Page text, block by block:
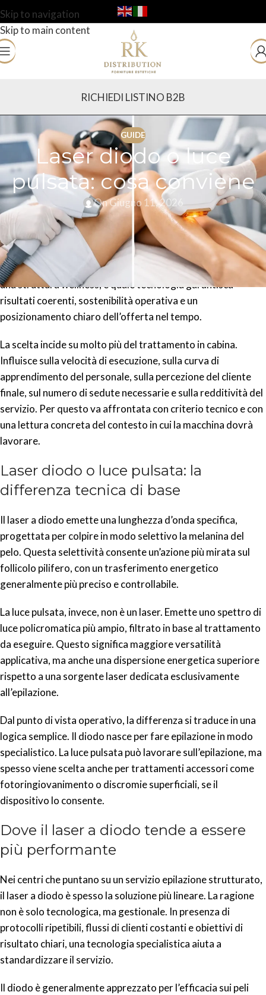
Skip to navigation
Skip to main content
RICHIEDI LISTINO B2B
GUIDE
Laser diodo o luce
pulsata: cosa conviene
On Giugno 11, 2026
Quando si valuta un investimento per l’epilazione
professionale, la domanda reale non è solo laser diodo o
luce pulsata. La domanda corretta, per un centro estetico o
una struttura wellness, è quale tecnologia garantisca
risultati coerenti, sostenibilità operativa e un
posizionamento chiaro dell’offerta nel tempo.
La scelta incide su molto più del trattamento in cabina.
Influisce sulla velocità di esecuzione, sulla curva di
apprendimento del personale, sulla percezione del cliente
finale, sul numero di sedute necessarie e sulla redditività del
servizio. Per questo va affrontata con criterio tecnico e con
una lettura concreta del contesto in cui la macchina dovrà
lavorare.
Laser diodo o luce pulsata: la
differenza tecnica di base
Il laser a diodo emette una lunghezza d’onda specifica,
progettata per colpire in modo selettivo la melanina del
pelo. Questa selettività consente un’azione più mirata sul
follicolo pilifero, con un trasferimento energetico
generalmente più preciso e controllabile.
La luce pulsata, invece, non è un laser. Emette uno spettro di
luce policromatica più ampio, filtrato in base al trattamento
da eseguire. Questo significa maggiore versatilità
applicativa, ma anche una dispersione energetica superiore
rispetto a una sorgente laser dedicata esclusivamente
all’epilazione.
Dal punto di vista operativo, la differenza si traduce in una
logica semplice. Il diodo nasce per fare epilazione in modo
specialistico. La luce pulsata può lavorare sull’epilazione, ma
spesso viene scelta anche per trattamenti accessori come
fotoringiovanimento o discromie superficiali, se il
dispositivo lo consente.
Dove il laser a diodo tende a essere
più performante
Nei centri che puntano su un servizio epilazione strutturato,
il laser a diodo è spesso la soluzione più lineare. La ragione
non è solo tecnologica, ma gestionale. In presenza di
protocolli ripetibili, flussi di clienti costanti e obiettivi di
risultato chiari, una tecnologia specialistica aiuta a
standardizzare il servizio.
Il diodo è generalmente apprezzato per l’efficacia sui peli